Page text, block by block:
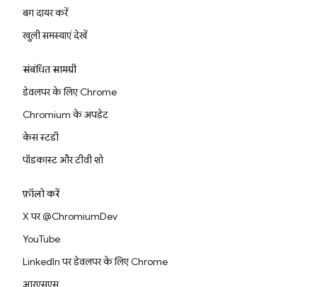
बग दायर करें
खुली समस्याएं देखें
संबंधित सामग्री
डेवलपर के लिए Chrome
Chromium के अपडेट
केस स्टडी
पॉडकास्ट और टीवी शो
फ़ॉलो करें
X पर @ChromiumDev
YouTube
LinkedIn पर डेवलपर के लिए Chrome
आरएसएस